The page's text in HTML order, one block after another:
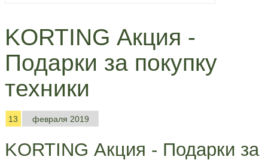
KORTING Акция -
Подарки за покупку
техники
13 февраля 2019
KORTING Акция - Подарки за